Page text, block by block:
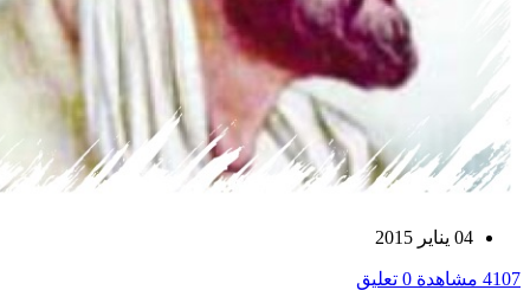
04 يناير 2015
4107 مشاهدة 0 تعليق